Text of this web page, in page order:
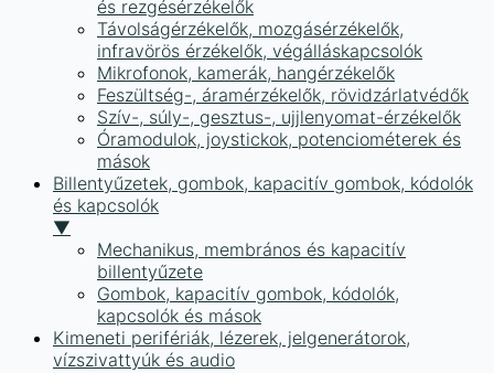
és rezgésérzékelők
Távolságérzékelők, mozgásérzékelők,
infravörös érzékelők, végálláskapcsolók
Mikrofonok, kamerák, hangérzékelők
Feszültség-, áramérzékelők, rövidzárlatvédők
Szív-, súly-, gesztus-, ujjlenyomat-érzékelők
Óramodulok, joystickok, potenciométerek és
mások
Billentyűzetek, gombok, kapacitív gombok, kódolók
és kapcsolók
▼
Mechanikus, membrános és kapacitív
billentyűzete
Gombok, kapacitív gombok, kódolók,
kapcsolók és mások
Kimeneti perifériák, lézerek, jelgenerátorok,
vízszivattyúk és audio